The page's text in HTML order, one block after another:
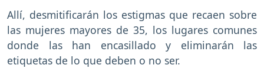
Allí, desmitificarán los estigmas que recaen sobre
las mujeres mayores de 35, los lugares comunes
donde las han encasillado y eliminarán las
etiquetas de lo que deben o no ser.